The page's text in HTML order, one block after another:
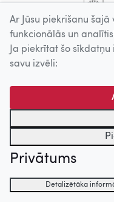
Ar Jūsu piekrišanu
funkcionālās un
Ja piekrītat šo
savu izvēli:
Privātums
Detalizētāka